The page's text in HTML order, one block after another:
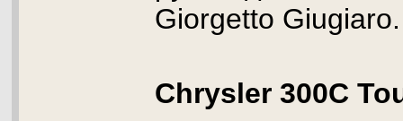
Giorgetto Giugiaro.
Chrysler 300C